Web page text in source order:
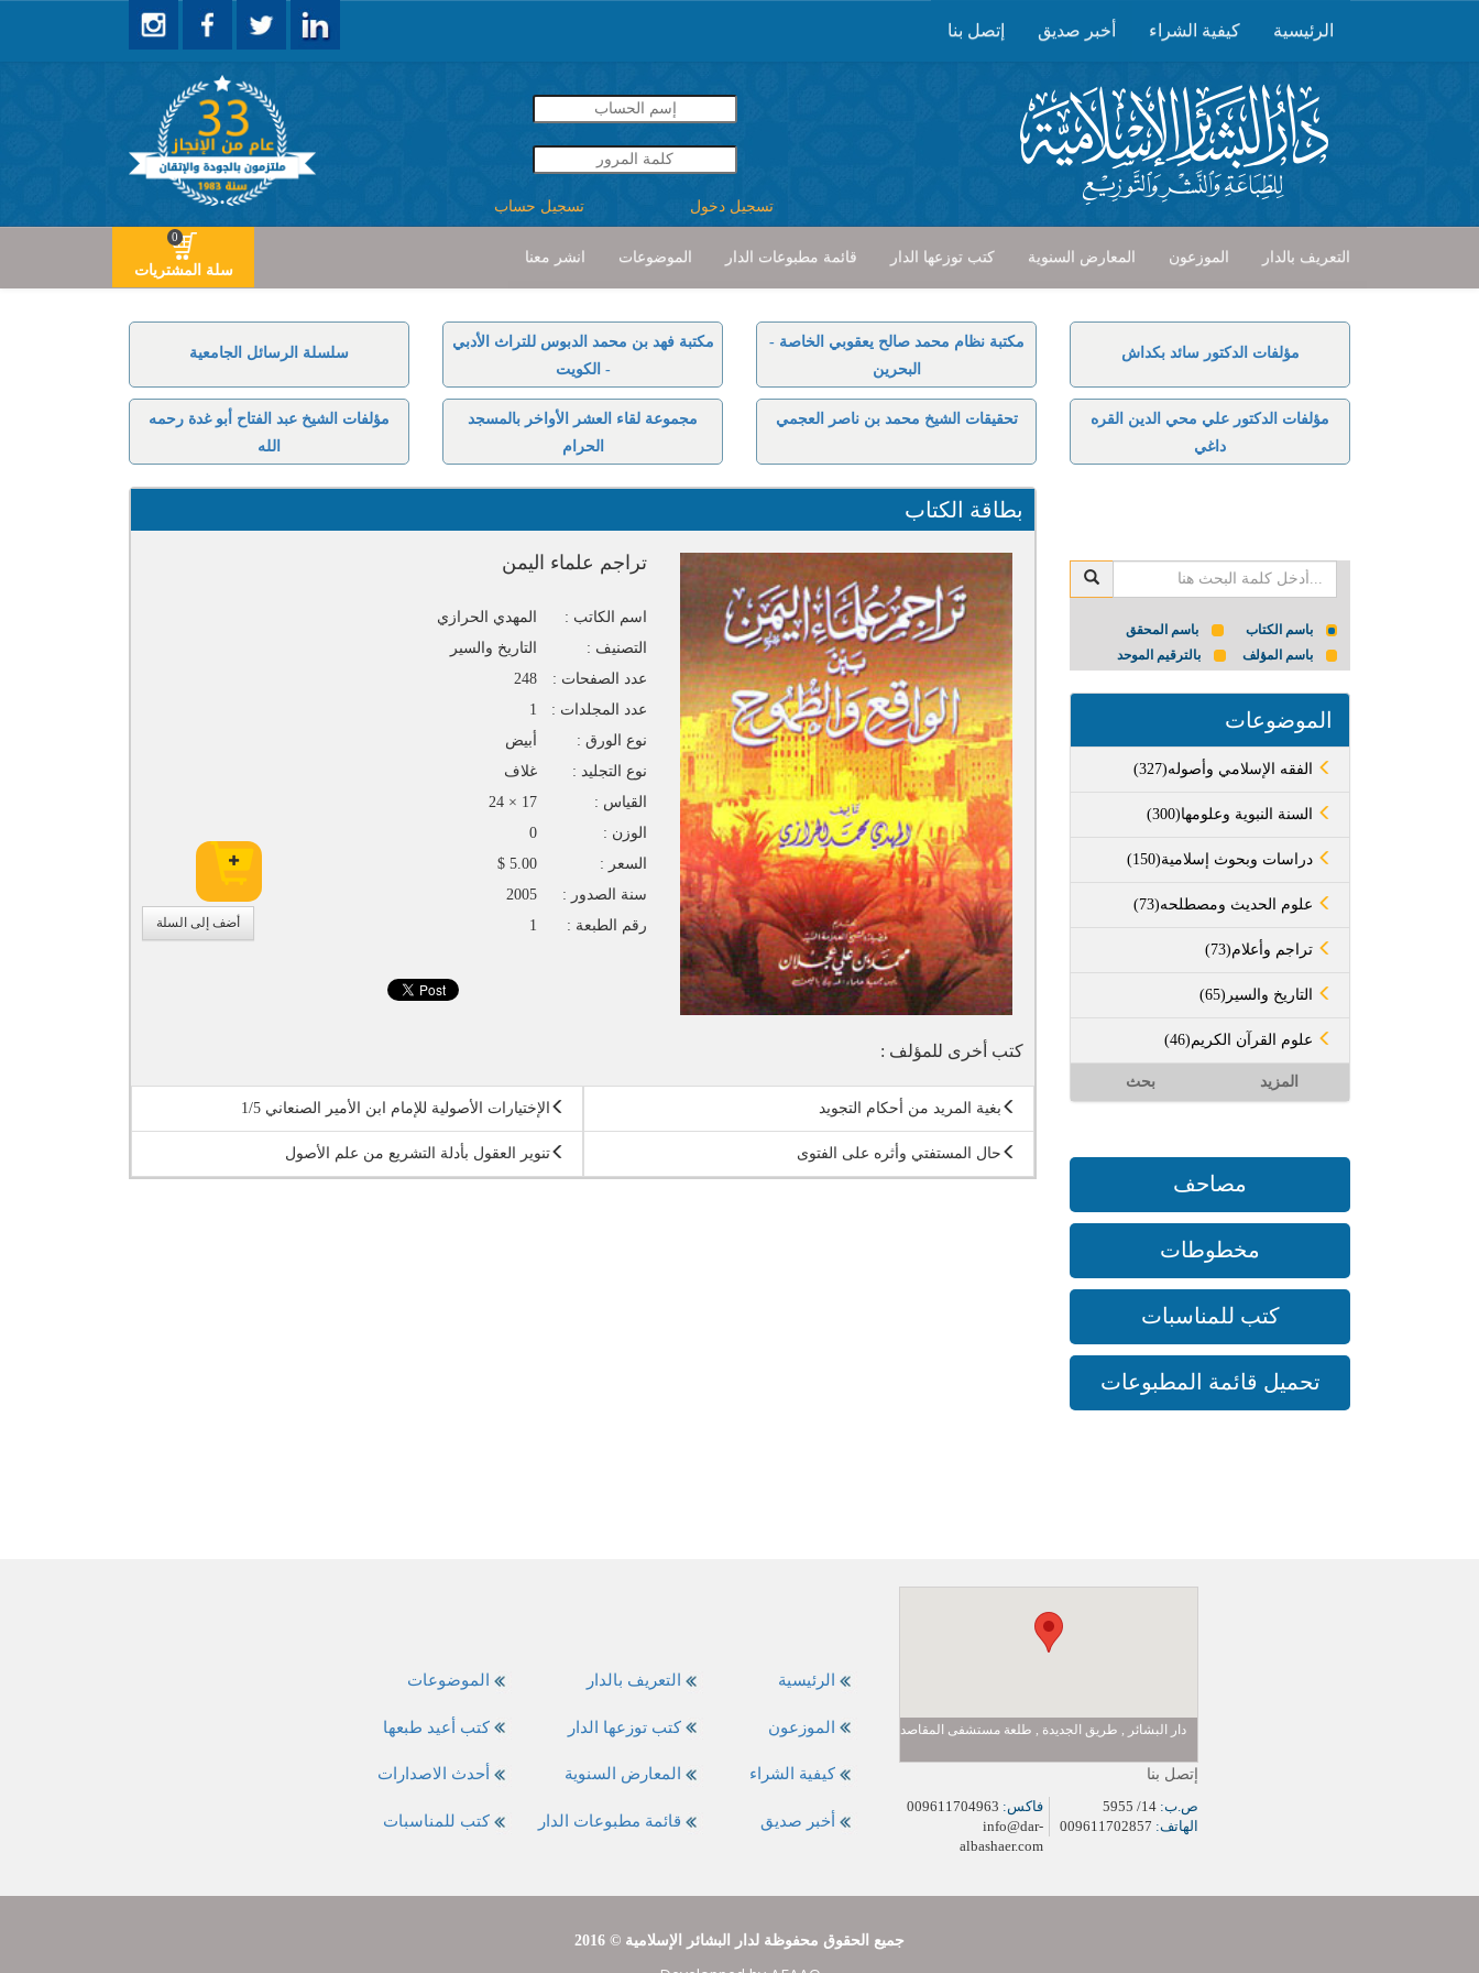
الرئيسية كيفية الشراء أخبر صديق إتصل بنا
تسجيل دخول تسجيل حساب
التعريف بالدار الموزعون المعارض السنوية كتب توزعها الدار قائمة مطبوعات الدار الموضوعات
انشر معنا
سلة المشتريات
0
سلسلة الرسائل الجامعية
مكتبة فهد بن محمد الدبوس للتراث الأدبي
- الكويت
مكتبة نظام محمد صالح يعقوبي الخاصة -
البحرين
مؤلفات الدكتور سائد بكداش
مؤلفات الشيخ عبد الفتاح أبو غدة رحمه
الله
مجموعة لقاء العشر الأواخر بالمسجد
الحرام
تحقيقات الشيخ محمد بن ناصر العجمي
مؤلفات الدكتور علي محي الدين القره
داغي
بطاقة الكتاب
أضف إلى السلة
تراجم علماء اليمن
اسم الكاتب :
المهدي الحرازي
التصنيف :
التاريخ والسير
عدد الصفحات :
248
عدد المجلدات :
1
نوع الورق :
أبيض
نوع التجليد :
غلاف
القياس :
17 × 24
الوزن :
0
السعر :
5.00 $
سنة الصدور :
2005
رقم الطبعة :
1
كتب أخرى للمؤلف :
بغية المريد من أحكام التجويد الإختيارات الأصولية للإمام ابن الأمير الصنعاني 1/5
حال المستفتي وأثره على الفتوى تنوير العقول بأدلة التشريع من علم الأصول
باسم الكتاب
باسم المحقق
باسم المؤلف
بالترقيم الموحد
الموضوعات
بحث المزيد
مصاحف
مخطوطات
كتب للمناسبات
تحميل قائمة المطبوعات
الموضوعات
كتب أعيد طبعها
أحدث الاصدارات
كتب للمناسبات
التعريف بالدار
كتب توزعها الدار
المعارض السنوية
قائمة مطبوعات الدار
الرئيسية
الموزعون
كيفية الشراء
أخبر صديق
دار البشائر , طريق الجديدة , طلعة مستشفى المقاصد
إتصل بنا
ص.ب:
الهاتف:
فاكس:
info@dar-
albashaer.com
2016 © جميع الحقوق محفوظة لدار البشائر الإسلامية